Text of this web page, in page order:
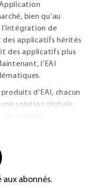
bien qu’au
l’intégration de
des applicatifs hérités
des applicatifs plus
l’EAI
d’EAI, chacun
solution globale.
aux abonnés.